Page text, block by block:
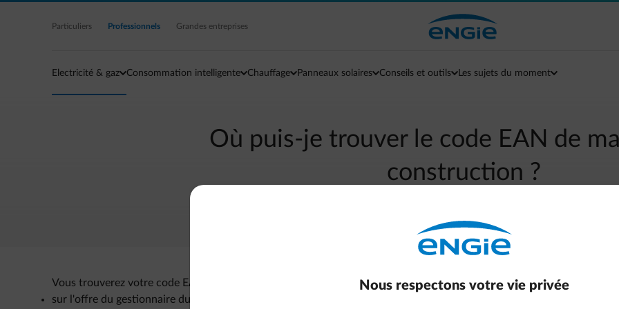
Accéder au contenu principal
Particuliers Professionnels Grandes entreprises
Electricité & gaz Consommation intelligente Chauffage Panneaux solaires Conseils et outils Les sujets du moment
Où puis-je trouver le code EAN de
construction ?
Retour à la page contact
Vous trouverez votre code EAN :
sur l'offre du gestionnaire du réseau de distribution
Nous respectons votre vie privée